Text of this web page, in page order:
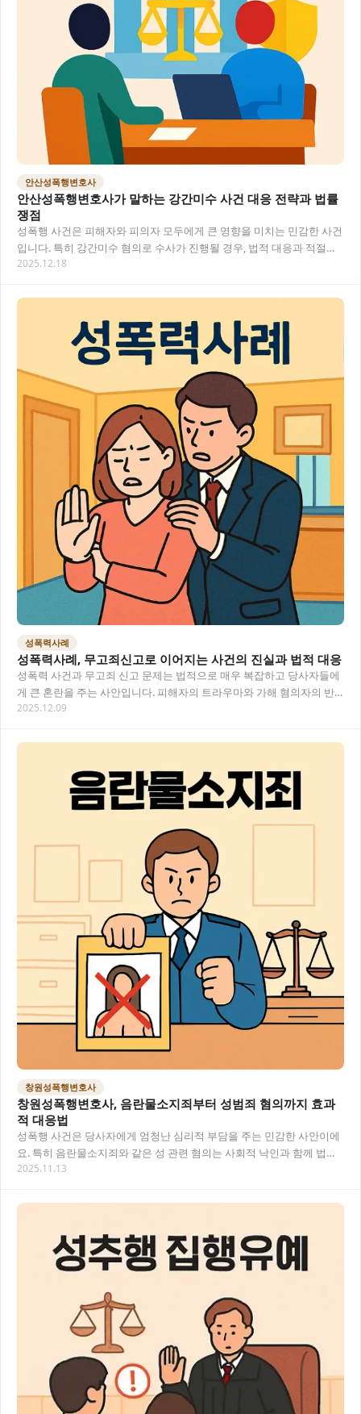
안산성폭행변호사
안산성폭행변호사가 말하는 강간미수 사건 대응 전략과 법률
쟁점
성폭행 사건은 피해자와 피의자 모두에게 큰 영향을 미치는 민감한 사건
입니다. 특히 강간미수 혐의로 수사가 진행될 경우, 법적 대응과 적절한
변호 전략이 매우 중요해요. 이 글에서는…
2025.12.18
성폭력사례
성폭력사례, 무고죄신고로 이어지는 사건의 진실과 법적 대응
성폭력 사건과 무고죄 신고 문제는 법적으로 매우 복잡하고 당사자들에
게 큰 혼란을 주는 사안입니다. 피해자의 트라우마와 가해 혐의자의 반
박이 충돌하는 과정에서 진실 규명이 어려운 경…
2025.12.09
창원성폭행변호사
창원성폭행변호사, 음란물소지죄부터 성범죄 혐의까지 효과
적 대응법
성폭행 사건은 당사자에게 엄청난 심리적 부담을 주는 민감한 사안이에
요. 특히 음란물소지죄와 같은 성 관련 혐의는 사회적 낙인과 함께 법적
처벌까지 따르기 때문에 전문적인 법률 조력…
2025.11.13